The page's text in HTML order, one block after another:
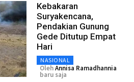
Kebakaran
Suryakencana,
Pendakian Gunung
Gede Ditutup Empat
Hari
NASIONAL
OlehAnnisa Ramadhannia
baru saja